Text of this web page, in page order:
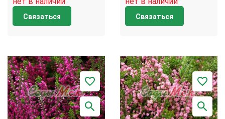
Связаться Связаться